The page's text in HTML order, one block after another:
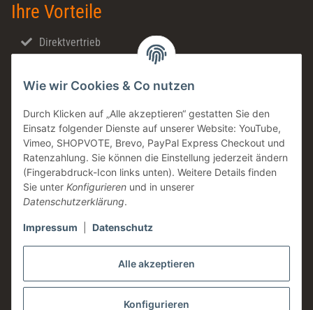
Alle akzeptieren
Konfigurieren
Wie wir Cookies & Co nutzen
Durch Klicken auf „Alle akzeptieren“ gestatten Sie den
Einsatz folgender Dienste auf unserer Website: YouTube,
Vimeo, SHOPVOTE, Brevo, PayPal Express Checkout und
Ratenzahlung. Sie können die Einstellung jederzeit ändern
(Fingerabdruck-Icon links unten). Weitere Details finden
Sie unter Konfigurieren und in unserer
Datenschutzerklärung.
Impressum Datenschutz
Ihre Vorteile
Direktvertrieb
Made in Germany
Familienunternehmen
Zahntechnische Beratung
DE & AT Versandkostenfrei ab 200 € / netto
Informationen
Rechtliches